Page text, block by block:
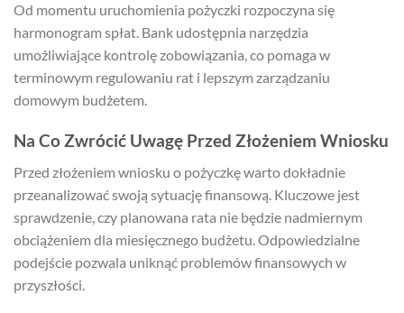
Od momentu uruchomienia pożyczki rozpoczyna się
harmonogram spłat. Bank udostępnia narzędzia
umożliwiające kontrolę zobowiązania, co pomaga w
terminowym regulowaniu rat i lepszym zarządzaniu
domowym budżetem.
Na Co Zwrócić Uwagę Przed Złożeniem Wniosku
Przed złożeniem wniosku o pożyczkę warto dokładnie
przeanalizować swoją sytuację finansową. Kluczowe jest
sprawdzenie, czy planowana rata nie będzie nadmiernym
obciążeniem dla miesięcznego budżetu. Odpowiedzialne
podejście pozwala uniknąć problemów finansowych w
przyszłości.